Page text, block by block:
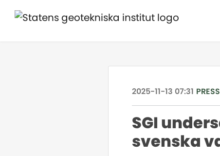
2025-11-13 07:31
SGI
svenska